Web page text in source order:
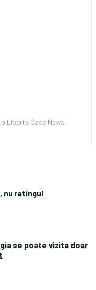
Liberty Case News.
nu ratingul
se poate vizita doar